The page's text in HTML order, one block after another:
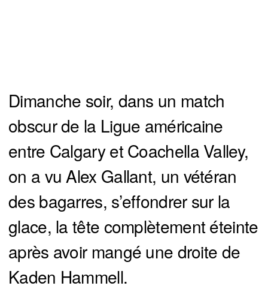
Dimanche soir, dans un match
obscur de la Ligue américaine
entre Calgary et Coachella Valley,
on a vu Alex Gallant, un vétéran
des bagarres, s’effondrer sur la
glace, la tête complètement éteinte
après avoir mangé une droite de
Kaden Hammell.